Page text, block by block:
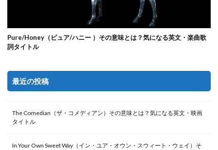
Pure/Honey（ピュア/ハニー ）その意味とは？気になる英文・楽曲歌
詞タイトル
最近の投稿
The Comedian（ザ・コメディアン）その意味とは？気になる英文・映画
タイトル
In Your Own Sweet Way（イン・ユア・オウン・スウィート・ウェイ）そ